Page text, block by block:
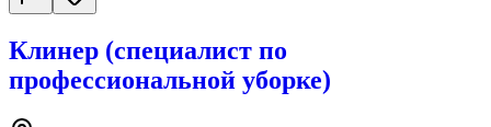
Клинер (специалист по
профессиональной уборке)